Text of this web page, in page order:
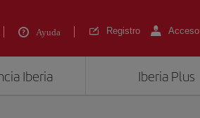
Ayuda Registro Acceso
Iberia Iberia Plus